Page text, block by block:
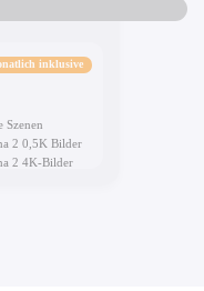
inklusive
Szenen
2 0,5K Bilder
2 4K-Bilder